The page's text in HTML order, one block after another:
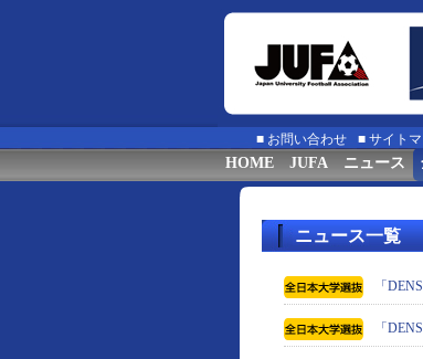
■ お問い合わせ ■ サイト
HOME JUFA ニュース
ニュース一覧
「
「